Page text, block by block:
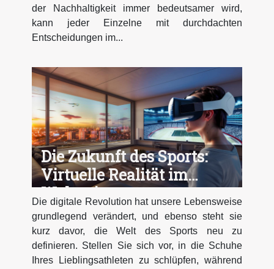
der Nachhaltigkeit immer bedeutsamer wird,
kann jeder Einzelne mit durchdachten
Entscheidungen im...
Die Zukunft des Sports:
Virtuelle Realität im
Wohnzimmer
Die digitale Revolution hat unsere Lebensweise
grundlegend verändert, und ebenso steht sie
kurz davor, die Welt des Sports neu zu
definieren. Stellen Sie sich vor, in die Schuhe
Ihres Lieblingsathleten zu schlüpfen, während